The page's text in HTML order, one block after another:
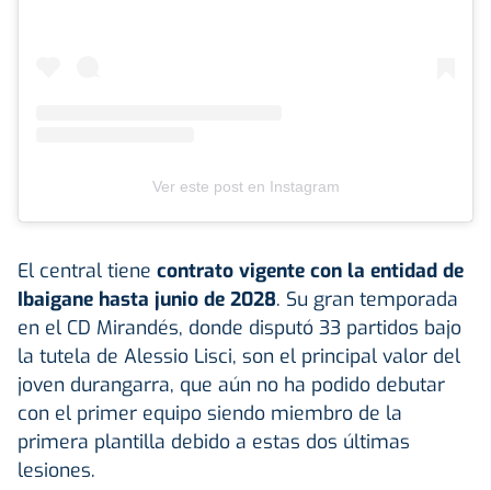
Ver este post en Instagram
El central tiene contrato vigente con la entidad de
Ibaigane hasta junio de 2028. Su gran temporada
en el CD Mirandés, donde disputó 33 partidos bajo
la tutela de Alessio Lisci, son el principal valor del
joven durangarra, que aún no ha podido debutar
con el primer equipo siendo miembro de la
primera plantilla debido a estas dos últimas
lesiones.